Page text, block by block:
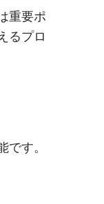
重要ポ
るプロ
す。